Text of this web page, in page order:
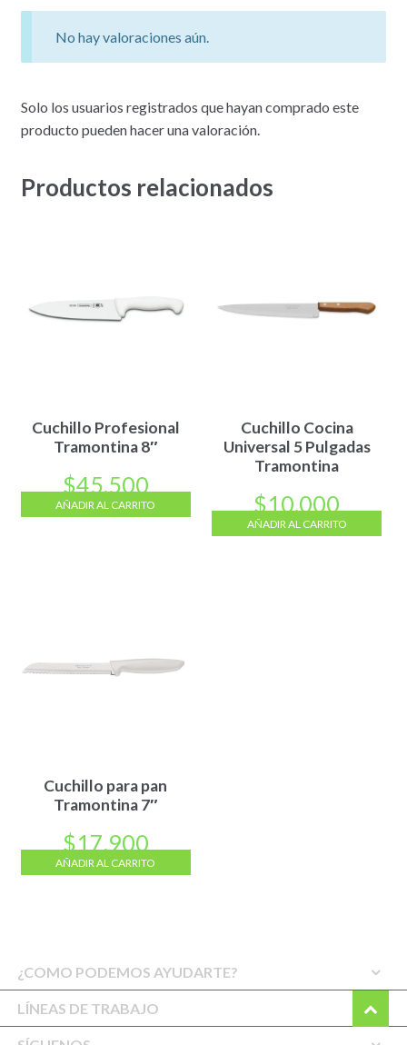
No hay valoraciones aún.
Solo los usuarios registrados que hayan comprado este
producto pueden hacer una valoración.
Productos relacionados
Cuchillo Profesional
Tramontina 8″
$45.500
AÑADIR AL CARRITO
Cuchillo Cocina
Universal 5 Pulgadas
Tramontina
$10.000
AÑADIR AL CARRITO
Cuchillo para pan
Tramontina 7″
$17.900
AÑADIR AL CARRITO
¿COMO PODEMOS AYUDARTE?
LÍNEAS DE TRABAJO